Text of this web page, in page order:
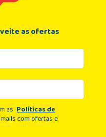
as ofertas
as Políticas de
com ofertas e